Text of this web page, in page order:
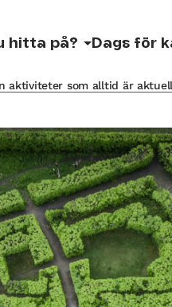
hitta på? Dags för
aktiviteter som alltid är